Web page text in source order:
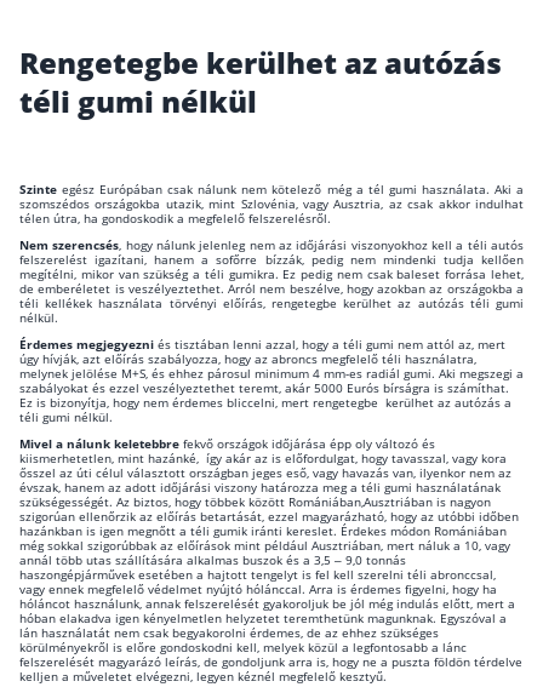
Kapcsolat
Bejelentkezés
Wáberer Hungária Biztosító
Gépjárműs hírek
Rengetegbe kerülhet az autózás
téli gumi nélkül
Szinte egész Európában csak nálunk nem kötelező még a tél gumi használata. Aki a
szomszédos országokba utazik, mint Szlovénia, vagy Ausztria, az csak akkor indulhat
télen útra, ha gondoskodik a megfelelő felszerelésről.
Nem szerencsés, hogy nálunk jelenleg nem az időjárási viszonyokhoz kell a téli autós
felszerelést igazítani, hanem a sofőrre bízzák, pedig nem mindenki tudja kellően
megítélni, mikor van szükség a téli gumikra. Ez pedig nem csak baleset forrása lehet,
de emberéletet is veszélyeztethet. Arról nem beszélve, hogy azokban az országokba a
téli kellékek használata törvényi előírás, rengetegbe kerülhet az autózás téli gumi
nélkül.
Érdemes megjegyezni és tisztában lenni azzal, hogy a téli gumi nem attól az, mert
úgy hívják, azt előírás szabályozza, hogy az abroncs megfelelő téli használatra,
melynek jelölése M+S, és ehhez párosul minimum 4 mm-es radiál gumi. Aki megszegi a
szabályokat és ezzel veszélyeztethet teremt, akár 5000 Eurós bírságra is számíthat.
Ez is bizonyítja, hogy nem érdemes bliccelni, mert rengetegbe kerülhet az autózás a
téli gumi nélkül.
Mivel a nálunk keletebbre fekvő országok időjárása épp oly változó és
kiismerhetetlen, mint hazánké, így akár az is előfordulgat, hogy tavasszal, vagy kora
ősszel az úti célul választott országban jeges eső, vagy havazás van, ilyenkor nem az
évszak, hanem az adott időjárási viszony határozza meg a téli gumi használatának
szükségességét. Az biztos, hogy többek között Romániában,Ausztriában is nagyon
szigorúan ellenőrzik az előírás betartását, ezzel magyarázható, hogy az utóbbi időben
hazánkban is igen megnőtt a téli gumik iránti kereslet. Érdekes módon Romániában
még sokkal szigorúbbak az előírások mint például Ausztriában, mert náluk a 10, vagy
annál több utas szállítására alkalmas buszok és a 3,5 – 9,0 tonnás
haszongépjárművek esetében a hajtott tengelyt is fel kell szerelni téli abronccsal,
vagy ennek megfelelő védelmet nyújtó hólánccal. Arra is érdemes figyelni, hogy ha
hóláncot használunk, annak felszerelését gyakoroljuk be jól még indulás előtt, mert a
hóban elakadva igen kényelmetlen helyzetet teremthetünk magunknak. Egyszóval a
lán használatát nem csak begyakorolni érdemes, de az ehhez szükséges
körülményekről is előre gondoskodni kell, melyek közül a legfontosabb a lánc
felszerelését magyarázó leírás, de gondoljunk arra is, hogy ne a puszta földön térdelve
kelljen a műveletet elvégezni, legyen kéznél megfelelő kesztyű.